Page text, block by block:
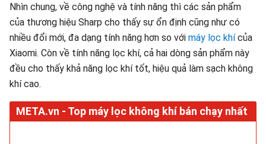
Nhìn chung, về công nghệ và tính năng thì các sản phẩm
của thương hiệu Sharp cho thấy sự ổn định cũng như có
nhiều đổi mới, đa dạng tính năng hơn so với máy lọc khícủa
Xiaomi. Còn về tính năng lọc khí, cả hai dòng sản phẩm này
đều cho thấy khả năng lọc khí tốt, hiệu quả làm sạch không
khí cao.